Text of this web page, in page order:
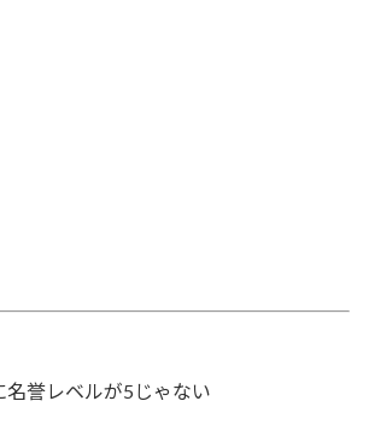
名誉レベルが5じゃない